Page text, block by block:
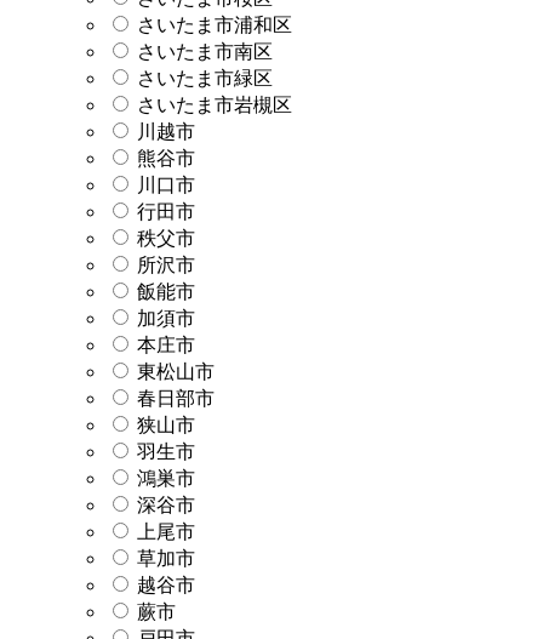
さいたま市浦和区
さいたま市南区
さいたま市緑区
さいたま市岩槻区
川越市
熊谷市
川口市
行田市
秩父市
所沢市
飯能市
加須市
本庄市
東松山市
春日部市
狭山市
羽生市
鴻巣市
深谷市
上尾市
草加市
越谷市
蕨市